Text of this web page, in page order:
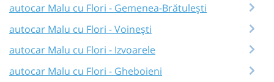
autocar Malu cu Flori - Gemenea-Brătulești
autocar Malu cu Flori - Voinești
autocar Malu cu Flori - Izvoarele
autocar Malu cu Flori - Gheboieni